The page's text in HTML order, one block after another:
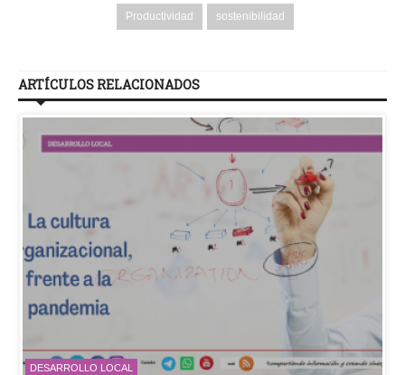
Productividad sostenibilidad
ARTÍCULOS RELACIONADOS
DESARROLLO LOCAL